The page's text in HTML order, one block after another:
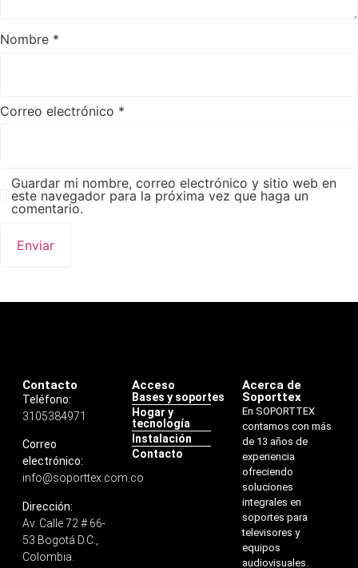
Nombre *
Correo electrónico *
Guardar mi nombre, correo electrónico y sitio web en
este navegador para la próxima vez que haga un
comentario.
Contacto
Teléfono:
3105384971
Correo
electrónico:
info@soporttex.com.co
Dirección:
Av. Calle 72 # 66-
53 Bogotá D.C.,
Colombia.
Acceso
Bases y soportes
Hogar y
tecnología
Instalación
Contacto
Acerca de
Soporttex
En SOPORTTEX
contamos con más
de 13 años de
experiencia
ofreciendo
soluciones
integrales en
soportes para
televisores y
equipos
audiovisuales.